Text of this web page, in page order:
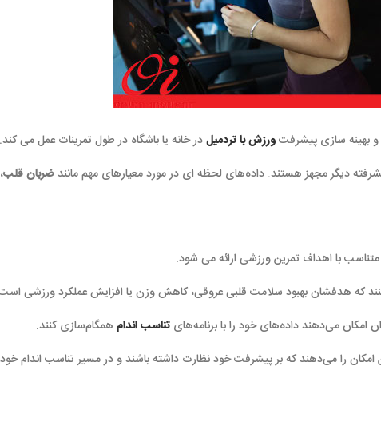
ورزش با تردمیلدر خانه یا باشگاه در طول تمرینات عمل می کند.
داده‌های لحظه ای در مورد معیارهای مهم مانندضربان قلب، مسافت طی شده،
تمرین ورزشی ارائه می شود.
سلامت قلبی عروقی، کاهش وزن یا افزایش عملکرد ورزشی است.
خود را با برنامه‌هایتناسب اندامهمگام‌سازی کنند.
بر پیشرفت خود نظارت داشته باشند و در مسیر تناسب اندام خود باانگیزه باقی